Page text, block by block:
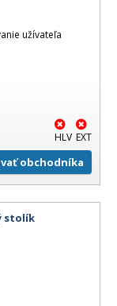
užívateľa
HLV EXT
obchodníka
stolík